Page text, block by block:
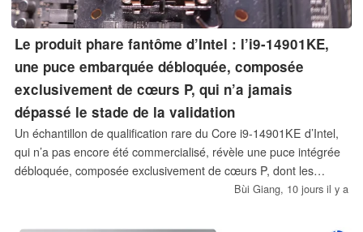
Le produit phare fantôme d’Intel : l’i9-14901KE,
une puce embarquée débloquée, composée
exclusivement de cœurs P, qui n’a jamais
dépassé le stade de la validation
Un échantillon de qualification rare du Core i9-14901KE d’Intel,
qui n’a pas encore été commercialisé, révèle une puce intégrée
débloquée, composée exclusivement de cœurs P, dont les
performances sont très similaires à celles d’un Core i9-14900K
évidence de modestes gains d’overclocking et aucun avantage
Bùi Giang, 10 jours il y a